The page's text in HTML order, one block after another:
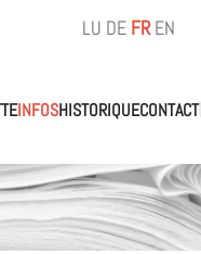
LU DE FR EN
INFOSHISTORIQUECONTACT